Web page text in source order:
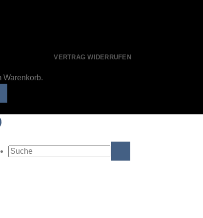
Warenkorb.
VERTRAG WIDERRUFEN
Suche